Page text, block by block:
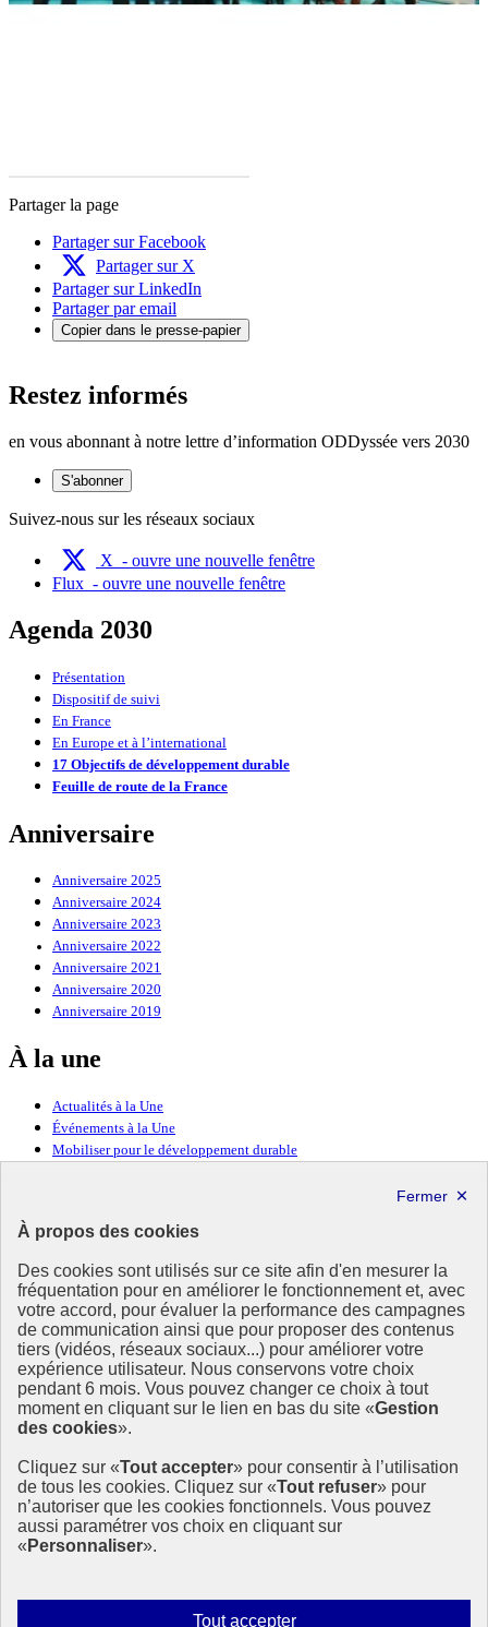
À propos des cookies
Des cookies sont utilisés sur ce site afin d'en mesurer la
fréquentation pour en améliorer le fonctionnement et, avec
votre accord, pour évaluer la performance des campagnes
de communication ainsi que pour proposer des contenus
tiers (vidéos, réseaux sociaux...) pour améliorer votre
expérience utilisateur. Nous conservons votre choix
pendant 6 mois. Vous pouvez changer ce choix à tout
moment en cliquant sur le lien en bas du site «Gestion
des cookies».
Cliquez sur «Tout accepter» pour consentir à l’utilisation
de tous les cookies. Cliquez sur «Tout refuser» pour
n’autoriser que les cookies fonctionnels. Vous pouvez
aussi paramétrer vos choix en cliquant sur
« Personnaliser».
Tout accepterAutoriser
Partager la page
Partager sur Facebook
Partager sur X
Partager sur LinkedIn
Partager par email
Copier dans le presse-papier
Restez informés
en vous abonnant à notre lettre d’information ODDyssée vers 2030
S'abonner
Suivez-nous sur les réseaux sociaux
X - ouvre une nouvelle fenêtre
Flux - ouvre une nouvelle fenêtre
Agenda 2030
Présentation
Dispositif de suivi
En France
En Europe et à l’international
17 Objectifs de développement durable
Feuille de route de la France
Anniversaire
Anniversaire 2025
Anniversaire 2024
Anniversaire 2023
Anniversaire 2022
Anniversaire 2021
Anniversaire 2020
Anniversaire 2019
À la une
Actualités à la Une
Événements à la Une
Mobiliser pour le développement durable
Ressources
Ressources
La Méth’ODD
Gouvernement
Ce site propose l’information de référence concernant l’Agenda
2030 et la feuille de route de la France. Il valorise la mobilisation de
tous les acteurs.
info.gouv.fr- ouvre une nouvelle fenêtre
service-public.fr - ouvre une nouvelle fenêtre
legifrance.gouv.fr- ouvre une nouvelle fenêtre
data.gouv.fr- ouvre une nouvelle fenêtre
Plan du site
Mentions légales